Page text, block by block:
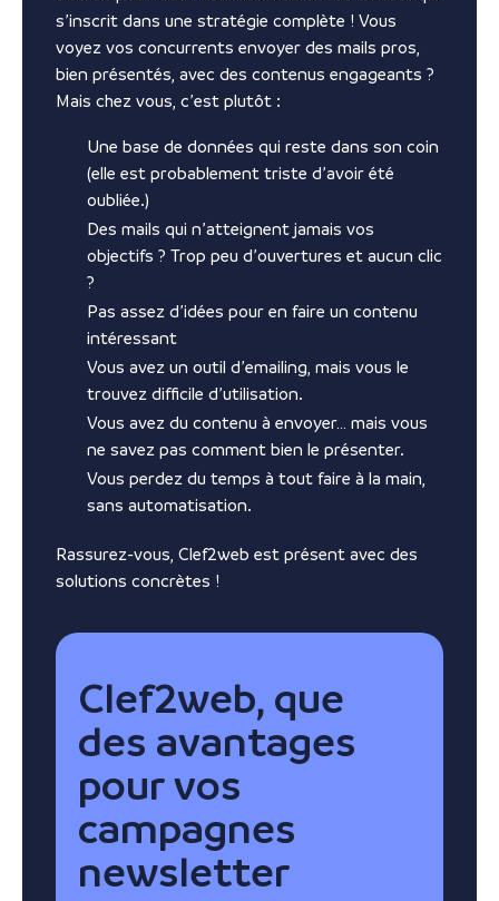
s’inscrit dans une stratégie complète ! Vous
voyez vos concurrents envoyer des mails pros,
bien présentés, avec des contenus engageants ?
Mais chez vous, c’est plutôt :
Une base de données qui reste dans son coin
(elle est probablement triste d’avoir été
oubliée.)
Des mails qui n’atteignent jamais vos
objectifs ? Trop peu d’ouvertures et aucun clic
?
Pas assez d’idées pour en faire un contenu
intéressant
Vous avez un outil d’emailing, mais vous le
trouvez difficile d’utilisation.
Vous avez du contenu à envoyer… mais vous
ne savez pas comment bien le présenter.
Vous perdez du temps à tout faire à la main,
sans automatisation.
Rassurez-vous, Clef2web est présent avec des
solutions concrètes !
Clef2web, que
des avantages
pour vos
campagnes
newsletter